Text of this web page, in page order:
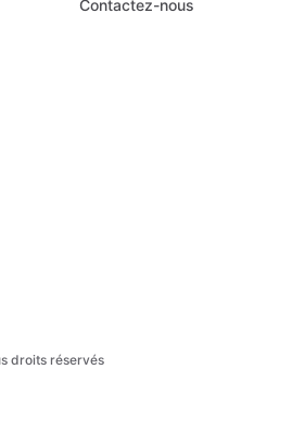
droits réservés
Contactez-nous